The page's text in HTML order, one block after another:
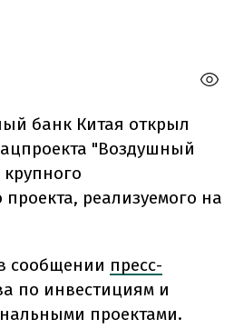
банк Китая открыл
"Воздушный
крупного
реализуемого на
сообщении пресс-
по инвестициям и
проектами.